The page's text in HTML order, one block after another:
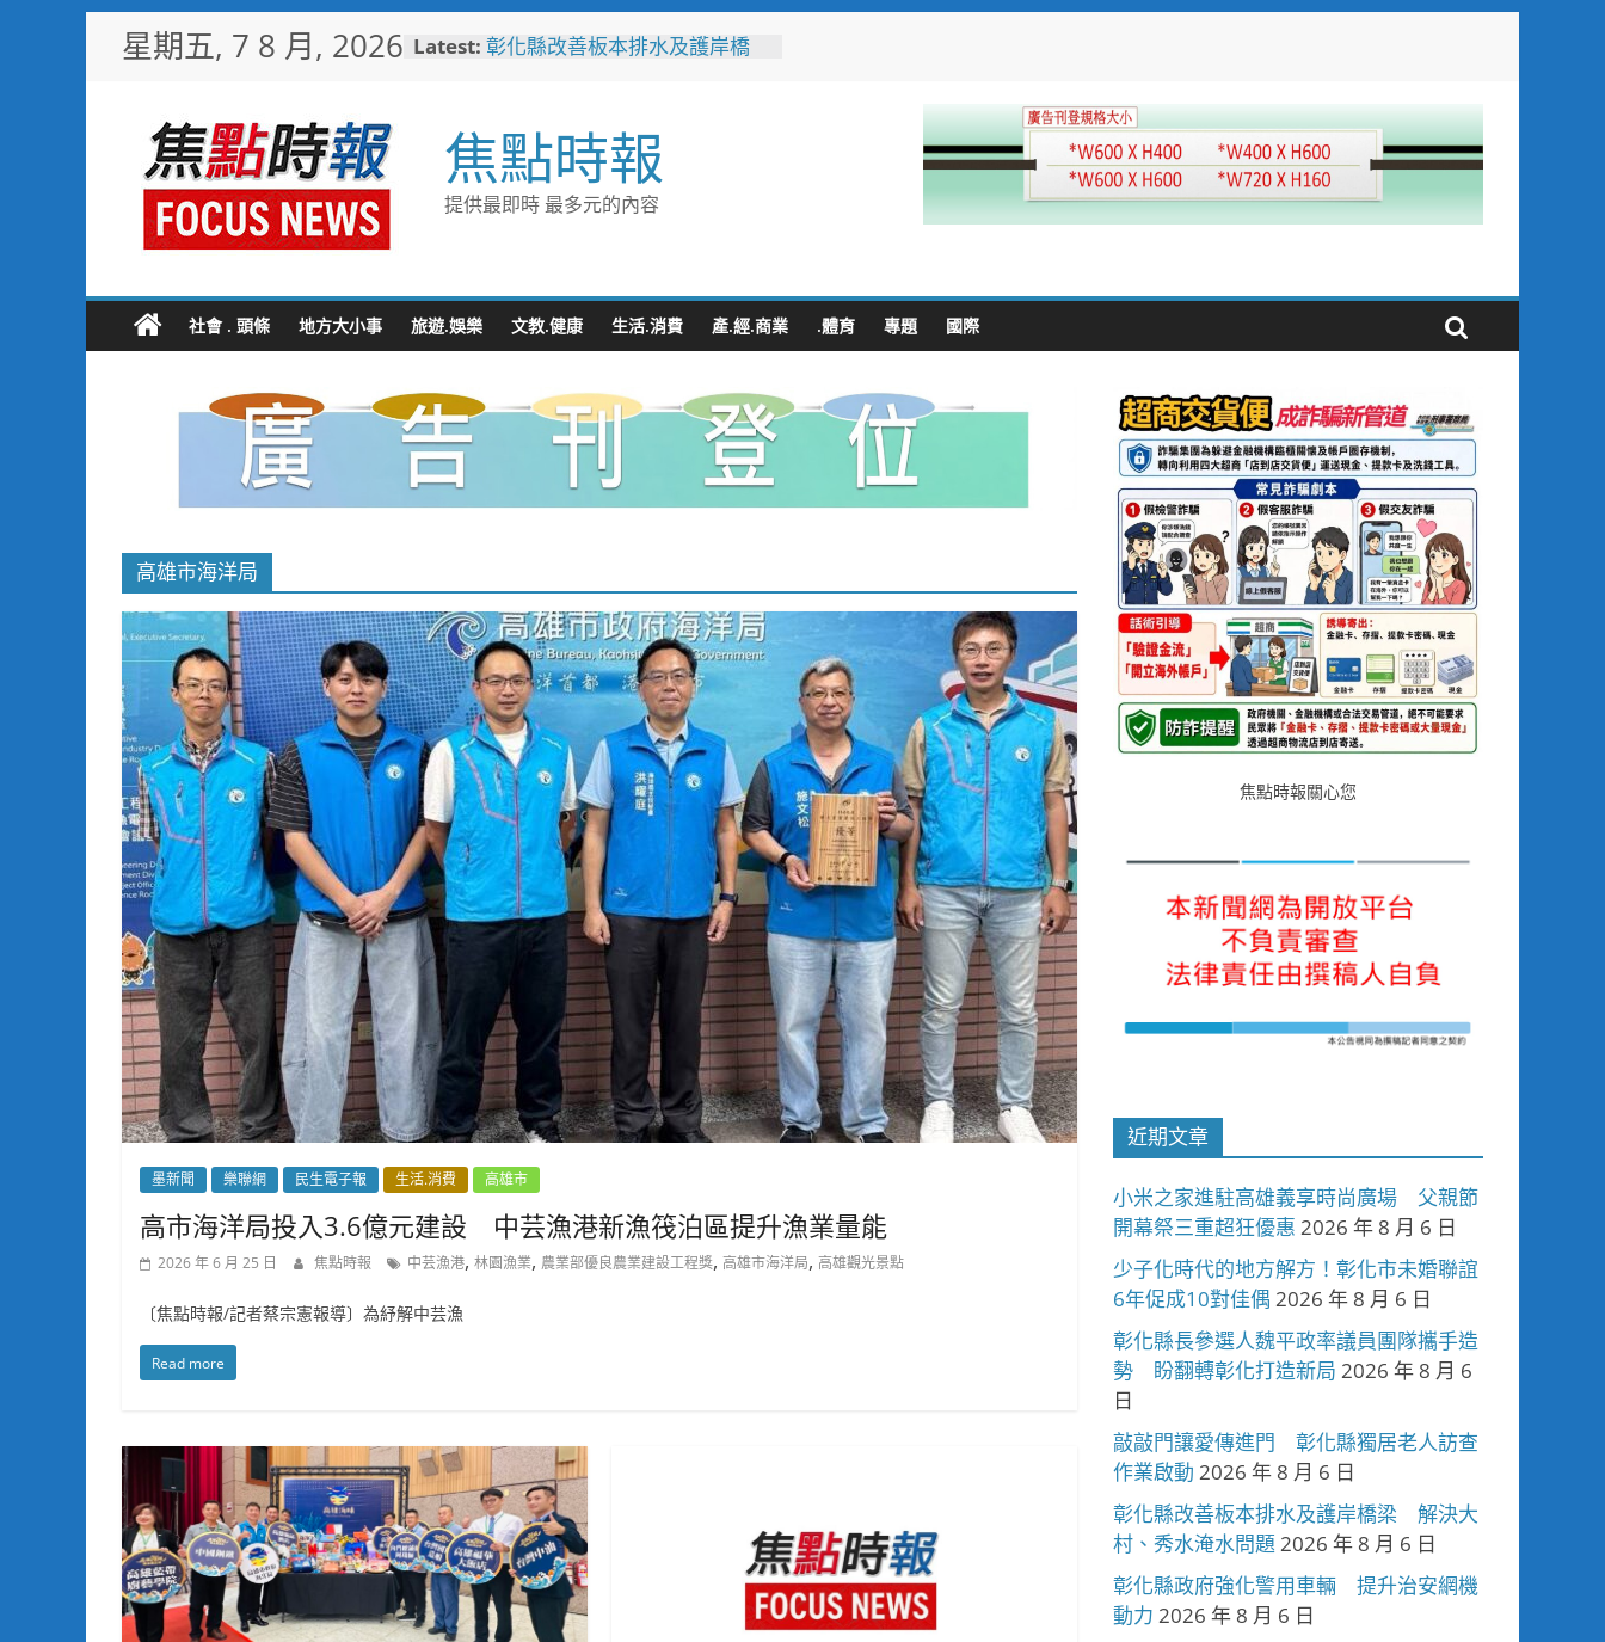
星期五, 7 8 月, 2026 Latest: 彰化縣改善板本排水及護岸橋
少子化時代的地方解方！彰化市
未婚聯誼6年促成10對佳偶
彰化縣長參選人魏平政率議員團
隊攜手造勢 盼翻轉彰化打造新
焦點時報
提供最即時 最多元的內容
社會 . 頭條 地方大小事 旅遊.娛樂 文教.健康 生活.消費 產.經.商業 .體育 專題 國際
高雄市海洋局
墨新聞 樂聯網 民生電子報 生活.消費 高雄市
高市海洋局投入3.6億元建設 中芸漁港新漁筏泊區提升漁業量能
2026 年 6 月 25 日 焦點時報 中芸漁港, 林園漁業, 農業部優良農業建設工程獎, 高雄市海洋局, 高雄觀光景點
〔焦點時報/記者蔡宗憲報導〕為紓解中芸漁
Read more
焦點時報關心您
近期文章
小米之家進駐高雄義享時尚廣場 父親節
開幕祭三重超狂優惠 2026 年 8 月 6 日
少子化時代的地方解方！彰化市未婚聯誼
6年促成10對佳偶 2026 年 8 月 6 日
彰化縣長參選人魏平政率議員團隊攜手造
勢 盼翻轉彰化打造新局 2026 年 8 月 6
日
敲敲門讓愛傳進門 彰化縣獨居老人訪查
作業啟動 2026 年 8 月 6 日
彰化縣改善板本排水及護岸橋梁 解決大
村、秀水淹水問題 2026 年 8 月 6 日
彰化縣政府強化警用車輛 提升治安網機
動力 2026 年 8 月 6 日